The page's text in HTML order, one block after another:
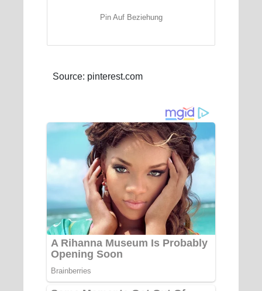
Pin Auf Beziehung
Source: pinterest.com